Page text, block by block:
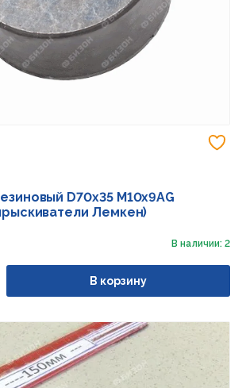
D70x35 M10x9AG
Лемкен)
В наличии: 2
В корзину